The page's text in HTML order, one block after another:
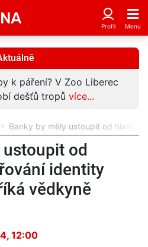
pár hodin. Vlastní chyba
Banky by měly ustoupit od
od
identity
vědkyně
12:00